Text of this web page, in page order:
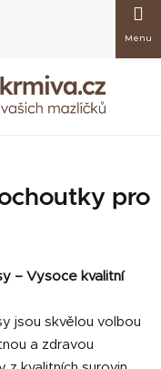
košík
pro
– Vysoce kvalitní
jsou skvělou volbou
a zdravou